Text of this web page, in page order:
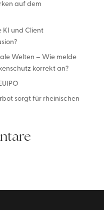
auf dem
KI und Client
Welten – Wie melde
korrekt an?
sorgt für rheinischen